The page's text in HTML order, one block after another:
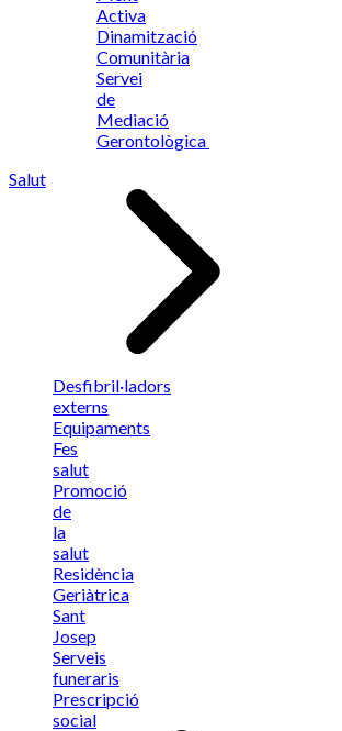
Activa
Dinamització
Comunitària
Servei
de
Mediació
Gerontològica
Salut
Desfibril·ladors
externs
Equipaments
Fes
salut
Promoció
de
la
salut
Residència
Geriàtrica
Sant
Josep
Serveis
funeraris
Prescripció
social